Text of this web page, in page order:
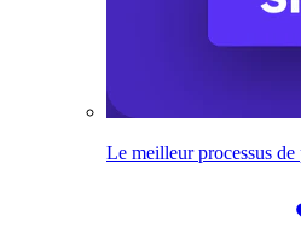
Le meilleur processus